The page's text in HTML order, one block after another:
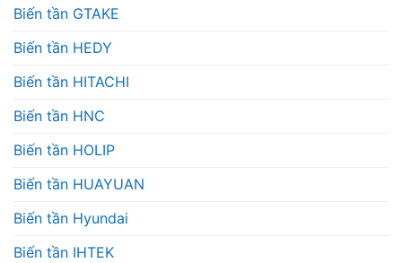
Biến tần GTAKE
Biến tần HEDY
Biến tần HITACHI
Biến tần HNC
Biến tần HOLIP
Biến tần HUAYUAN
Biến tần Hyundai
Biến tần IHTEK